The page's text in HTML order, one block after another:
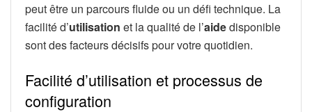
peut être un parcours fluide ou un défi technique. La
facilité d’utilisation et la qualité de l’aidedisponible
sont des facteurs décisifs pour votre quotidien.
Facilité d’utilisation et processus de
configuration